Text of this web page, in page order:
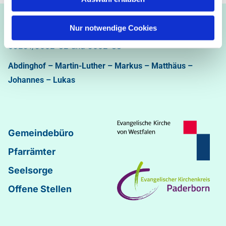
Nur notwendige Cookies
Ev.-luth. Kirchengemeinde Paderborn
Bastfelder Weg 30 - 33098 Paderborn
05251/5002-32 und 5002-33
Abdinghof – Martin-Luther – Markus – Matthäus –
Johannes – Lukas
Gemeindebüro
Pfarrämter
Seelsorge
Offene Stellen